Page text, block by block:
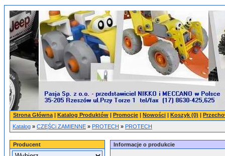
Strona Główna | Katalog Produktów | Promocje | Nowości | Koszyk (0) |
Katalog » CZĘŚCi ZAMIENNE » PROTECH » PROTECH
Producent Informacje o produkcie